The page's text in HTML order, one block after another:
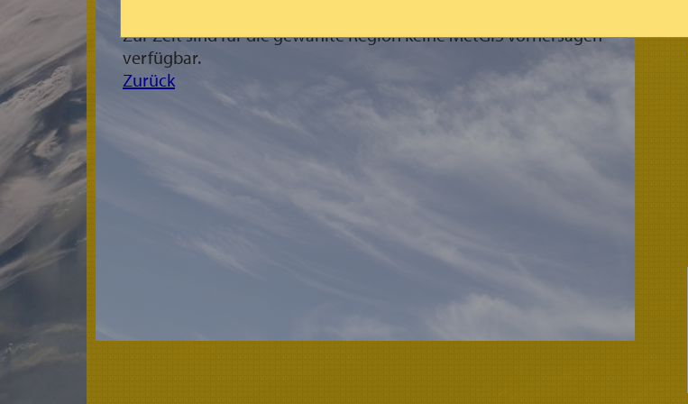
Zur Zeit sind für die gewählte Region keine MetGIS Vorhersagen
verfügbar.
Zurück